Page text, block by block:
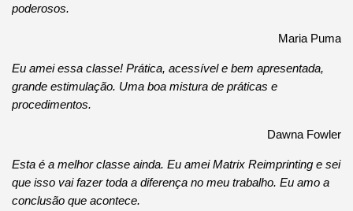
poderosos.
Maria Puma
Eu amei essa classe! Prática, acessível e bem apresentada,
grande estimulação. Uma boa mistura de práticas e
procedimentos.
Dawna Fowler
Esta é a melhor classe ainda. Eu amei Matrix Reimprinting e sei
que isso vai fazer toda a diferença no meu trabalho. Eu amo a
conclusão que acontece.